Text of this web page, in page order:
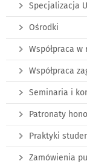
Specjalizacja
Ośrodki
Współpraca w
Współpraca
Seminaria i
Patronaty
Praktyki
Zamówienia